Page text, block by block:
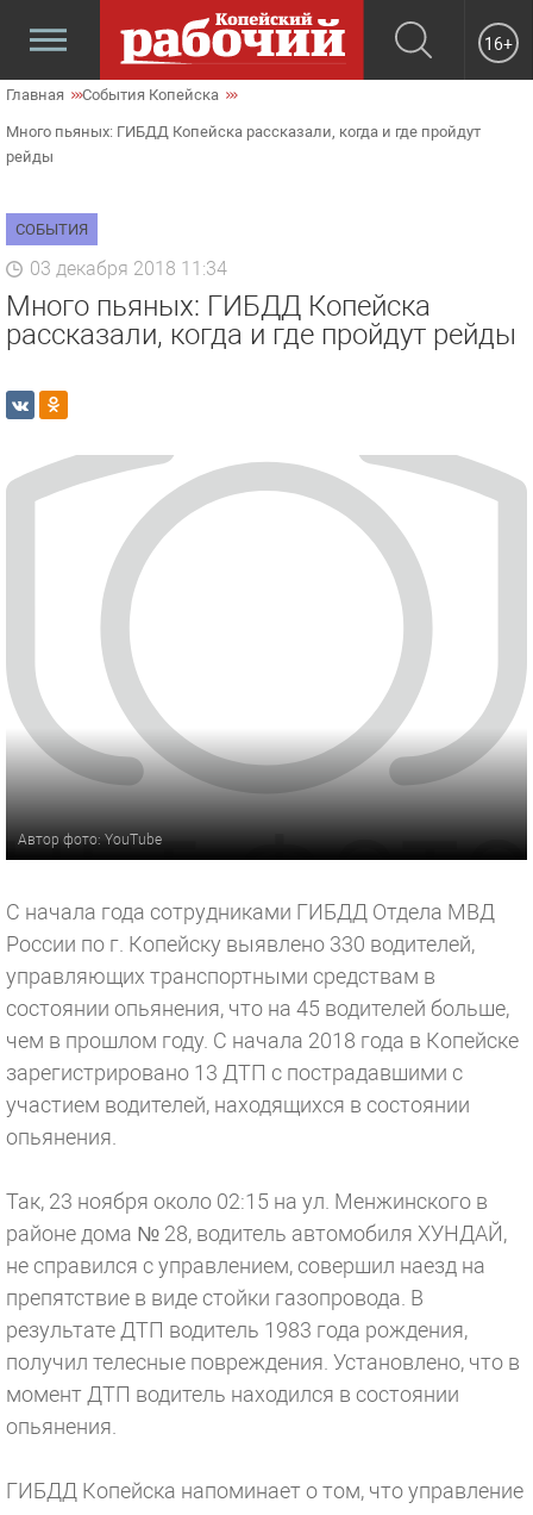
16+
Главная События Копейска
Много пьяных: ГИБДД Копейска рассказали, когда и где пройдут
рейды
СОБЫТИЯ
03 декабря 2018 11:34
Много пьяных: ГИБДД Копейска
рассказали, когда и где пройдут рейды
Автор фото: YouTube
С начала года сотрудниками ГИБДД Отдела МВД
России по г. Копейску выявлено 330 водителей,
управляющих транспортными средствам в
состоянии опьянения, что на 45 водителей больше,
чем в прошлом году. С начала 2018 года в Копейске
зарегистрировано 13 ДТП с пострадавшими с
участием водителей, находящихся в состоянии
опьянения.
Так, 23 ноября около 02:15 на ул. Менжинского в
районе дома № 28, водитель автомобиля ХУНДАЙ,
не справился с управлением, совершил наезд на
препятствие в виде стойки газопровода. В
результате ДТП водитель 1983 года рождения,
получил телесные повреждения. Установлено, что в
момент ДТП водитель находился в состоянии
опьянения.
ГИБДД Копейска напоминает о том, что управление